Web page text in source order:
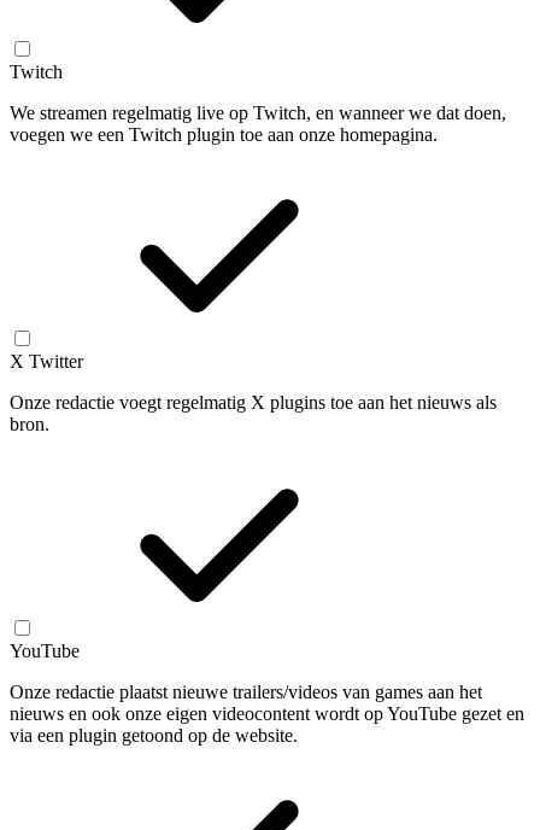
Twitch
We streamen regelmatig live op Twitch, en wanneer we dat doen,
voegen we een Twitch plugin toe aan onze homepagina.
X Twitter
Onze redactie voegt regelmatig X plugins toe aan het nieuws als
bron.
YouTube
Onze redactie plaatst nieuwe trailers/videos van games aan het
nieuws en ook onze eigen videocontent wordt op YouTube gezet en
via een plugin getoond op de website.